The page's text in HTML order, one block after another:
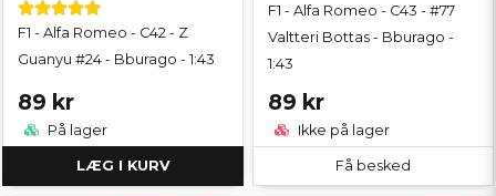
F1 - Alfa Romeo - C42 - Z
Guanyu #24 - Bburago - 1:43
89 kr
På lager
LÆG I KURV
F1 - Alfa Romeo - C43 - #77
Valtteri Bottas - Bburago -
1:43
89 kr
Ikke på lager
Få besked